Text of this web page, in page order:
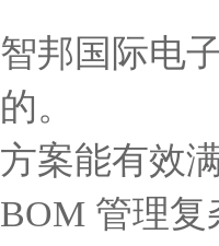
智邦国际电
的。
方案能有效
BOM 管理